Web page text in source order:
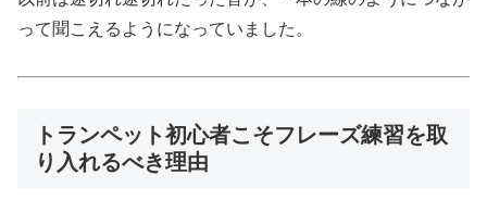
って聞こえるようになっていました。
トランペット初心者こそフレーズ練習を取
り入れるべき理由